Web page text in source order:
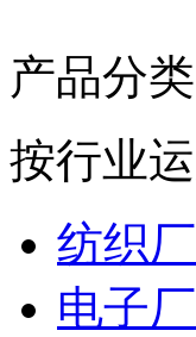
产品分类
按行业
纺织
电子